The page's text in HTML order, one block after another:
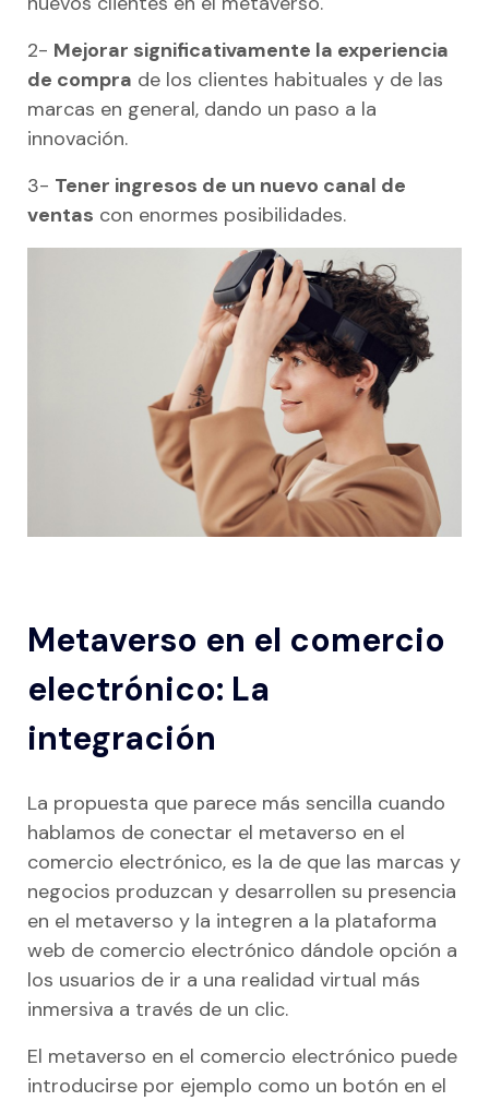
2- Mejorar significativamente la experiencia
de compra de los clientes habituales y de las
marcas en general, dando un paso a la
innovación.
3- Tener ingresos de un nuevo canal de
ventas con enormes posibilidades.
Metaverso en el comercio
electrónico: La
integración
La propuesta que parece más sencilla cuando
hablamos de conectar el metaverso en el
comercio electrónico, es la de que las marcas y
negocios produzcan y desarrollen su presencia
en el metaverso y la integren a la plataforma
web de comercio electrónico dándole opción a
los usuarios de ir a una realidad virtual más
inmersiva a través de un clic.
El metaverso en el comercio electrónico puede
introducirse por ejemplo como un botón en el